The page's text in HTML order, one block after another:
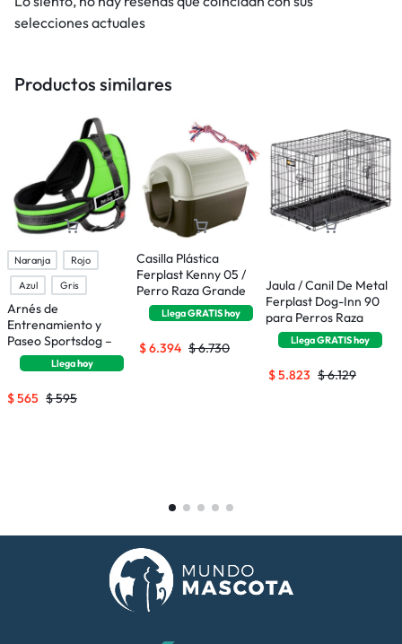
selecciones actuales
Productos similares
Naranja
Rojo
Azul
Gris
Arnés de
Entrenamiento y
Paseo Sportsdog –
Talle S
Llegahoy
$595
$565
Casilla Plástica
Ferplast Kenny 05 /
Perro Raza Grande
LlegaGRATIShoy
$6.730
$6.394
Jaula / Canil De Metal
Ferplast Dog-Inn 90
para Perros Raza
Mediana
LlegaGRATIShoy
$6.129
$5.823